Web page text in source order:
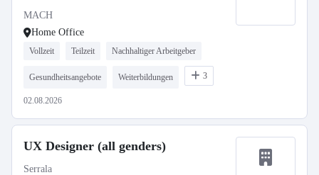
MACH
Home Office
Vollzeit Teilzeit Nachhaltiger Arbeitgeber
Gesundheitsangebote Weiterbildungen 3
02.08.2026
UX Designer (all genders)
Serrala